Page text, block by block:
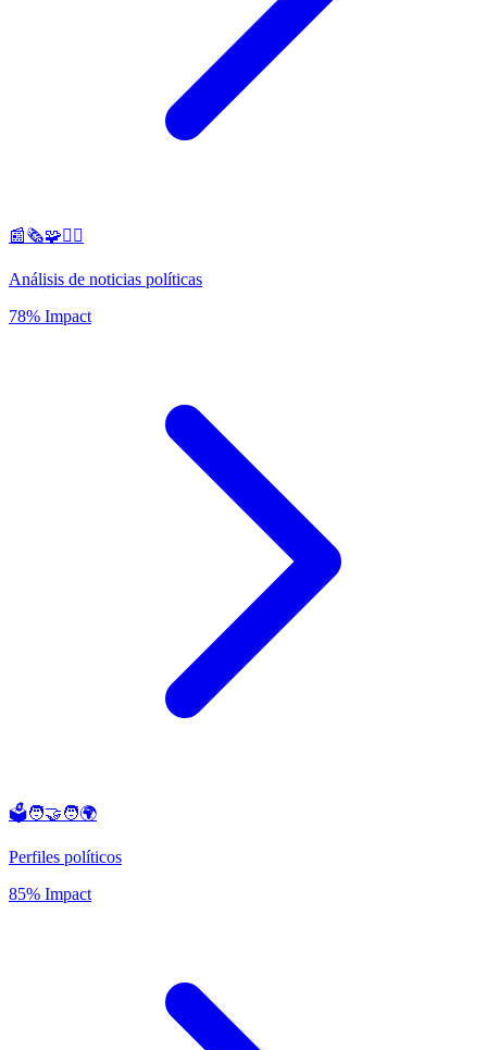
📰🗞️🧩🕵️‍♂️
Análisis de noticias políticas
78% Impact
🗳️🧑‍🤝‍🧑🌍
Perfiles políticos
85% Impact